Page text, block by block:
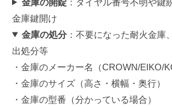
金庫鍵開け
金庫の処分：不要になった耐火金庫
出処分等
・金庫のメーカー名（CROWN/EIKO/
・金庫のサイズ（高さ・横幅・奥行）
・金庫の型番（分かっている場合）